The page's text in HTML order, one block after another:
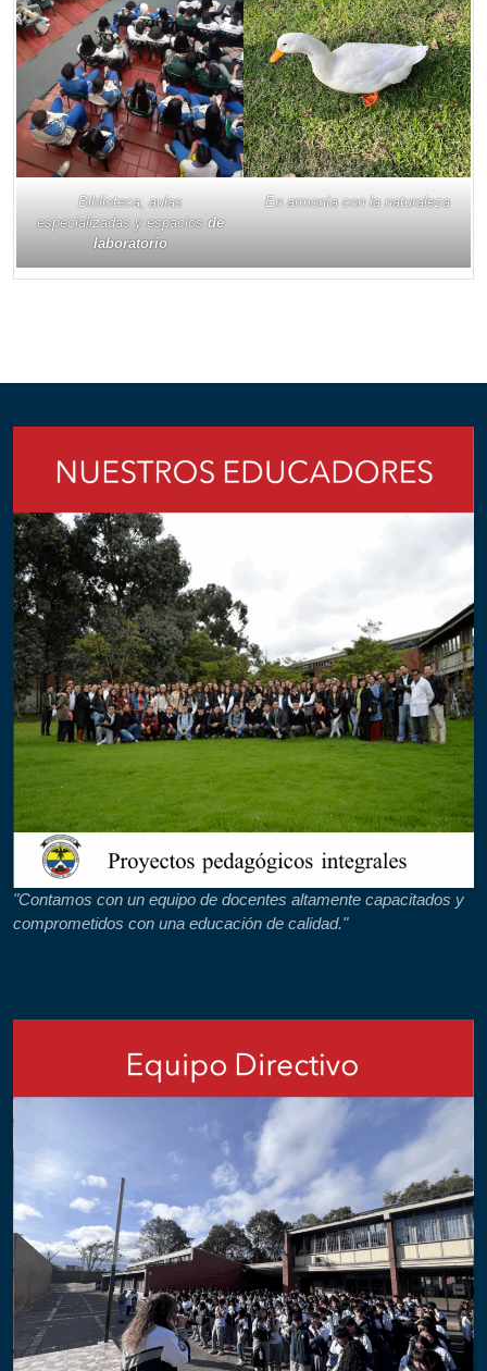
Biblioteca, aulas
especializadas y espaciosde
laboratorio
En armonía con la naturaleza
"Contamos con un equipo de docentes altamente capacitados y
comprometidos con una educación de calidad."